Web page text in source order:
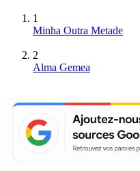
1
Minha Outra Metade
2
Alma Gemea